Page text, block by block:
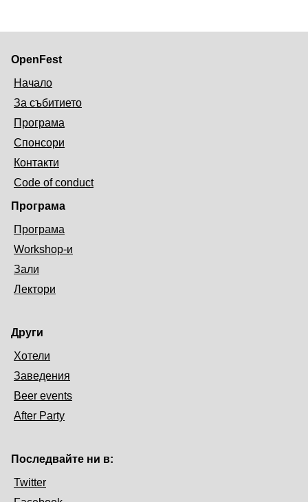
OpenFest
Начало
За събитието
Програма
Спонсори
Контакти
Code of conduct
Програма
Програма
Workshop-и
Зали
Лектори
Други
Хотели
Заведения
Beer events
After Party
Последвайте ни в:
Twitter